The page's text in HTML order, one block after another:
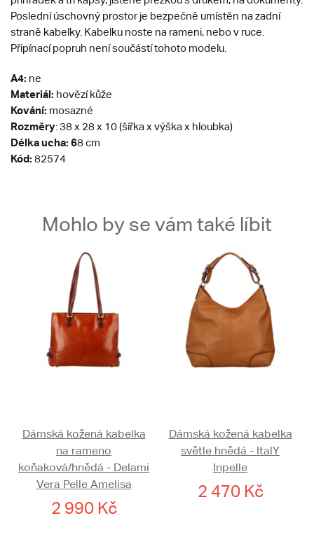
Poslední úschovný prostor je bezpečně umístěn na zadní
straně kabelky. Kabelku noste na rameni, nebo v ruce.
Připínací popruh není součástí tohoto modelu.
A4: ne
Materiál: hovězí kůže
Kování: mosazné
Rozměry: 38 x 28 x 10 (šířka x výška x hloubka)
Délka ucha: 68 cm
Kód: 82574
Mohlo by se vám také líbit
Dámská kožená kabelka
na rameno
koňaková/hnědá - Delami
Vera Pelle Amelisa
2 990 Kč
Dámská kožená kabelka
světle hnědá - ItalY
Inpelle
2 470 Kč